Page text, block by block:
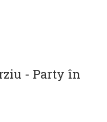
- Party în